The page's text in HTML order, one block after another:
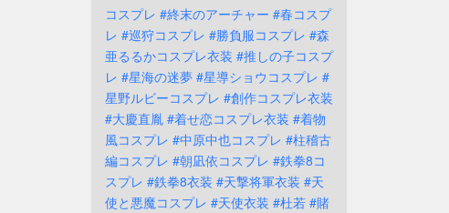
コスプレ #終末のアーチャー #春コスプ
レ #巡狩コスプレ #勝負服コスプレ #森
亜るるかコスプレ衣装 #推しの子コスプ
レ #星海の迷夢 #星導ショウコスプレ #
星野ルビーコスプレ #創作コスプレ衣装
#大慶直胤 #着せ恋コスプレ衣装 #着物
風コスプレ #中原中也コスプレ #柱稽古
編コスプレ #朝凪依コスプレ #鉄拳8コ
スプレ #鉄拳8衣装 #天撃将軍衣装 #天
使と悪魔コスプレ #天使衣装 #杜若 #賭